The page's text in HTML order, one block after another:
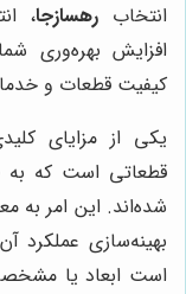
انتخاب رهسازجا،
افزایش بهره‌وری
کیفیت قطعات و
یکی از مزایای
قطعاتی است که به
شده‌اند. این امر به
بهینه‌سازی عملکرد
است ابعاد یا